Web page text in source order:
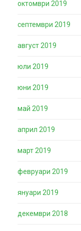
октомври 2019
септември 2019
август 2019
юли 2019
юни 2019
май 2019
април 2019
март 2019
февруари 2019
януари 2019
декември 2018